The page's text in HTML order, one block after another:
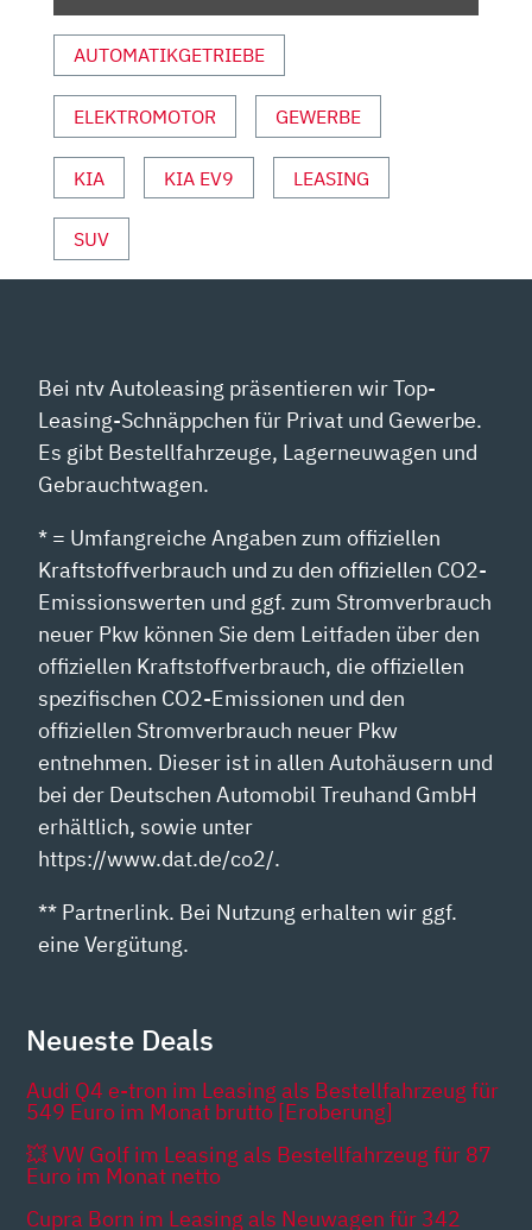
ICHAEL G
EBHARDT“ V
OUTUBE A
NZEIGEN
AUTOMATIKGETRIEBE
ELEKTROMOTOR GEWERBE
KIA KIA EV9 LEASING
SUV
Bei ntv Autoleasing präsentieren wir Top-
Leasing-Schnäppchen für Privat und Gewerbe.
Es gibt Bestellfahrzeuge, Lagerneuwagen und
Gebrauchtwagen.
* = Umfangreiche Angaben zum offiziellen
Kraftstoffverbrauch und zu den offiziellen CO2-
Emissionswerten und ggf. zum Stromverbrauch
neuer Pkw können Sie dem Leitfaden über den
offiziellen Kraftstoffverbrauch, die offiziellen
spezifischen CO2-Emissionen und den
offiziellen Stromverbrauch neuer Pkw
entnehmen. Dieser ist in allen Autohäusern und
bei der Deutschen Automobil Treuhand GmbH
erhältlich, sowie unter
https://www.dat.de/co2/.
** Partnerlink. Bei Nutzung erhalten wir ggf.
eine Vergütung.
Neueste Deals
Audi Q4 e-tron im Leasing als Bestellfahrzeug für
549 Euro im Monat brutto [Eroberung]
💥 VW Golf im Leasing als Bestellfahrzeug für 87
Euro im Monat netto
Cupra Born im Leasing als Neuwagen für 342